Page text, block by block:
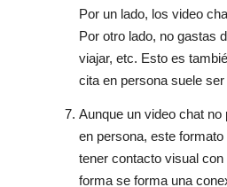
Por un lado, los video
Por otro lado, no gastas
viajar, etc. Esto es
cita en persona suele
Aunque un video chat
en persona, este
tener contacto visual
forma se forma una